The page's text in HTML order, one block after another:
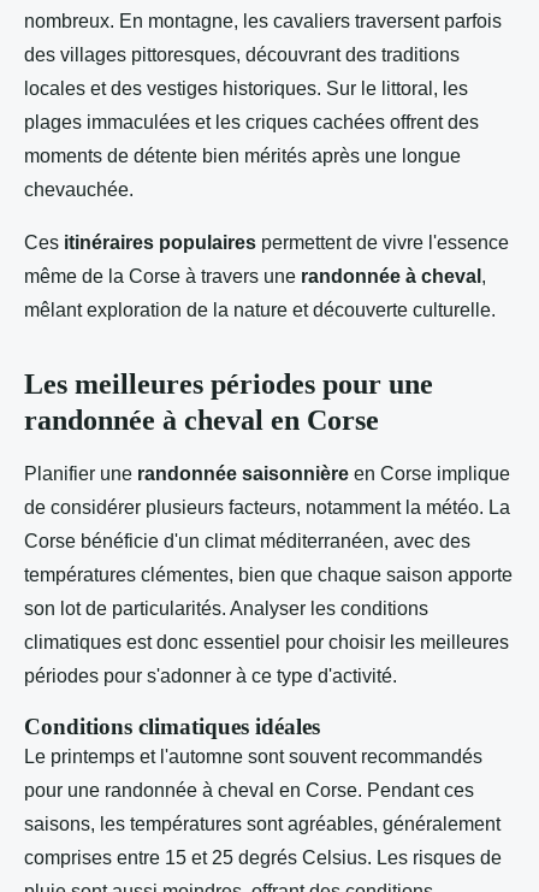
nombreux. En montagne, les cavaliers traversent parfois
des villages pittoresques, découvrant des traditions
locales et des vestiges historiques. Sur le littoral, les
plages immaculées et les criques cachées offrent des
moments de détente bien mérités après une longue
chevauchée.
Ces itinéraires populaires permettent de vivre l'essence
même de la Corse à travers une randonnée à cheval ,
mêlant exploration de la nature et découverte culturelle.
Les meilleures périodes pour une
randonnée à cheval en Corse
Planifier une randonnée saisonnière en Corse implique
de considérer plusieurs facteurs, notamment la météo. La
Corse bénéficie d'un climat méditerranéen, avec des
températures clémentes, bien que chaque saison apporte
son lot de particularités. Analyser les conditions
climatiques est donc essentiel pour choisir les meilleures
périodes pour s'adonner à ce type d'activité.
Conditions climatiques idéales
Le printemps et l'automne sont souvent recommandés
pour une randonnée à cheval en Corse. Pendant ces
saisons, les températures sont agréables, généralement
comprises entre 15 et 25 degrés Celsius. Les risques de